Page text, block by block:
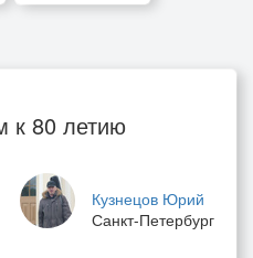
к 80 летию
Кузнецов Юрий
Санкт-Петербург